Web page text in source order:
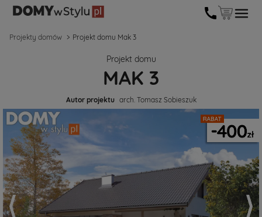
Projekty domów Projekt domu Mak 3
Projekt domu
MAK 3
Autor projektu arch. Tomasz Sobieszuk